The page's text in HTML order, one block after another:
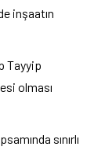
inşaatın
Tayyip
olması
sınırlı